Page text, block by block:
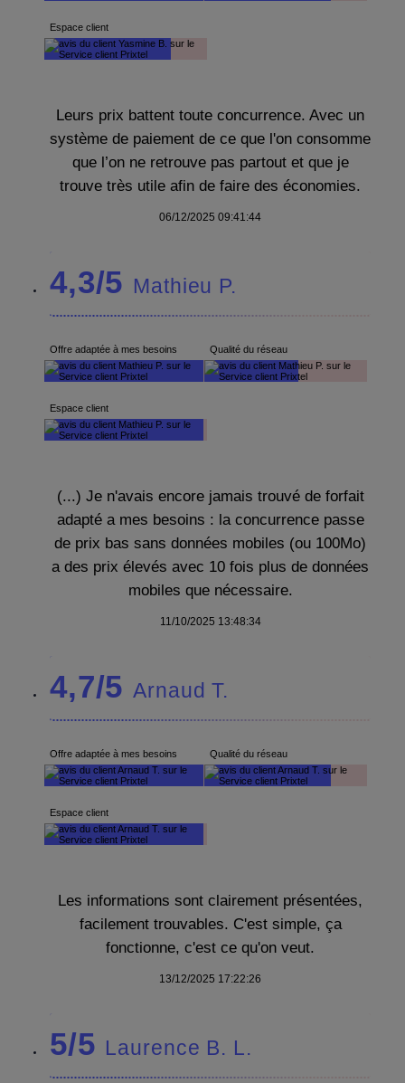
Espace client
Leurs prix battent toute concurrence. Avec un
système de paiement de ce que l'on consomme
que l’on ne retrouve pas partout et que je
trouve très utile afin de faire des économies.
06/12/2025 09:41:44
4,3/5 Mathieu P.
Offre adaptée à mes besoins Qualité du réseau
Espace client
(...) Je n'avais encore jamais trouvé de forfait
adapté a mes besoins : la concurrence passe
de prix bas sans données mobiles (ou 100Mo)
a des prix élevés avec 10 fois plus de données
mobiles que nécessaire.
11/10/2025 13:48:34
4,7/5Arnaud T.
Offre adaptée à mes besoins Qualité du réseau
Espace client
Les informations sont clairement présentées,
facilement trouvables. C'est simple, ça
fonctionne, c'est ce qu'on veut.
13/12/2025 17:22:26
5/5 Laurence B. L.